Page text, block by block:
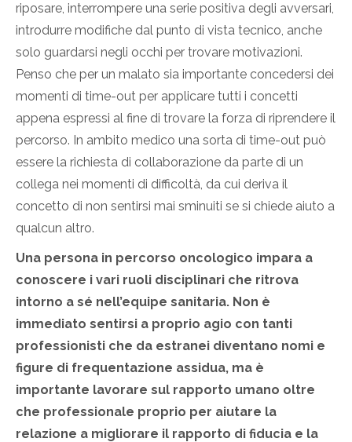
riposare, interrompere una serie positiva degli avversari,
introdurre modifiche dal punto di vista tecnico, anche
solo guardarsi negli occhi per trovare motivazioni.
Penso che per un malato sia importante concedersi dei
momenti di time-out per applicare tutti i concetti
appena espressi al fine di trovare la forza di riprendere il
percorso. In ambito medico una sorta di time-out può
essere la richiesta di collaborazione da parte di un
collega nei momenti di difficoltà, da cui deriva il
concetto di non sentirsi mai sminuiti se si chiede aiuto a
qualcun altro.
Una persona in percorso oncologico impara a
conoscere i vari ruoli disciplinari che ritrova
intorno a sé nell’equipe sanitaria. Non è
immediato sentirsi a proprio agio con tanti
professionisti che da estranei diventano nomi e
figure di frequentazione assidua, ma è
importante lavorare sul rapporto umano oltre
che professionale proprio per aiutare la
relazione a migliorare il rapporto di fiducia e la